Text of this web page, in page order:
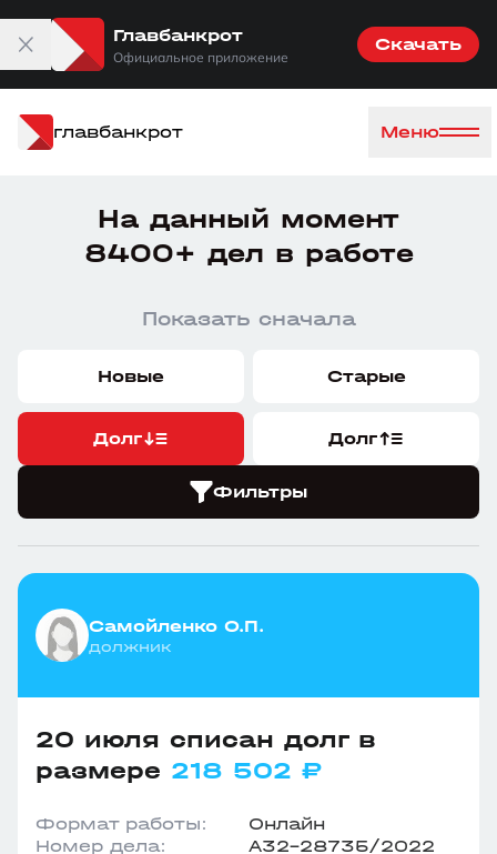
Главбанкрот
Официальное приложение
Скачать
главбанкрот Меню
На данный момент
8400+ дел в работе
Показать сначала
Новые Старые
Долг Долг
Фильтры
Самойленко О.П.
должник
20 июля списан долг в
размере 218 502 ₽
Формат работы:
Онлайн
Номер дела:
А32-28735/2022